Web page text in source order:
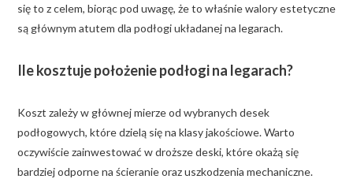
się to z celem, biorąc pod uwagę, że to właśnie walory estetyczne
są głównym atutem dla podłogi układanej na legarach.
Ile kosztuje położenie podłogi na legarach?
Koszt zależy w głównej mierze od wybranych desek
podłogowych, które dzielą się na klasy jakościowe. Warto
oczywiście zainwestować w droższe deski, które okażą się
bardziej odporne na ścieranie oraz uszkodzenia mechaniczne.